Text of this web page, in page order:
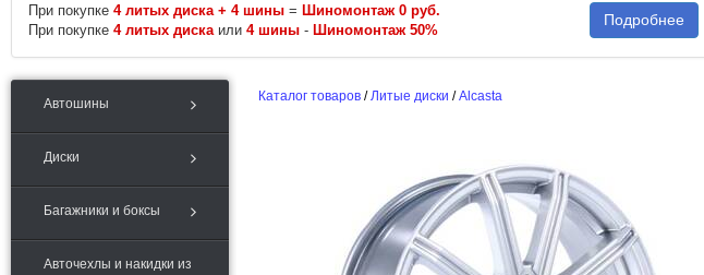
При покупке 4 литых диска + 4 шины = Шиномонтаж 0 руб.
При покупке 4 литых диска или 4 шины - Шиномонтаж 50%
Подробнее
Автошины
Диски
Багажники и боксы
Авточехлы и накидки из
Каталог товаров /Литые диски /Alcasta